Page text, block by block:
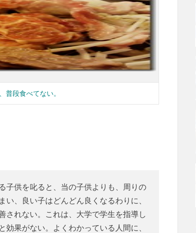
普段食べてない。
子供を叱ると、当の子供よりも、周りの
、良い子はどんどん良くなるわりに、
されない。これは、大学で学生を指導し
果がない。よくわかっている人間に、